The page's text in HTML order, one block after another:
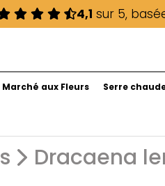
4,1 sur 5,
Marché aux Fleurs Serre
Dracaena